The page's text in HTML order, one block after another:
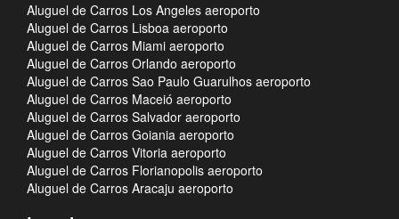
Aluguel de Carros Los Angeles aeroporto
Aluguel de Carros Lisboa aeroporto
Aluguel de Carros Miami aeroporto
Aluguel de Carros Orlando aeroporto
Aluguel de Carros Sao Paulo Guarulhos aeroporto
Aluguel de Carros Maceió aeroporto
Aluguel de Carros Salvador aeroporto
Aluguel de Carros Goiania aeroporto
Aluguel de Carros Vitoria aeroporto
Aluguel de Carros Florianopolis aeroporto
Aluguel de Carros Aracaju aeroporto